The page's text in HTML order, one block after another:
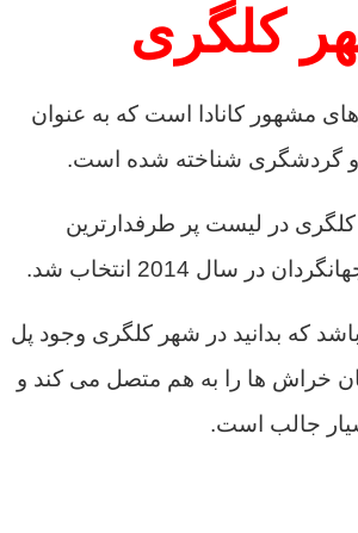
کلگری
مشهور کانادا است که به عنوان
و گردشگری شناخته شده است.
کلگری در لیست پر طرفدارترین
در سال 2014 انتخاب شد.
که بدانید در شهر کلگری وجود پل
خراش ها را به هم متصل می کند و
جالب است.